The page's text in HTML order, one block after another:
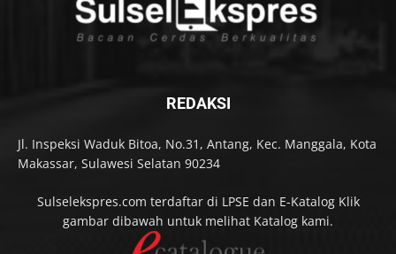
REDAKSI
Jl. Inspeksi Waduk Bitoa, No.31, Antang, Kec. Manggala, Kota
Makassar, Sulawesi Selatan 90234
Sulselekspres.com terdaftar di LPSE dan E-Katalog Klik
gambar dibawah untuk melihat Katalog kami.